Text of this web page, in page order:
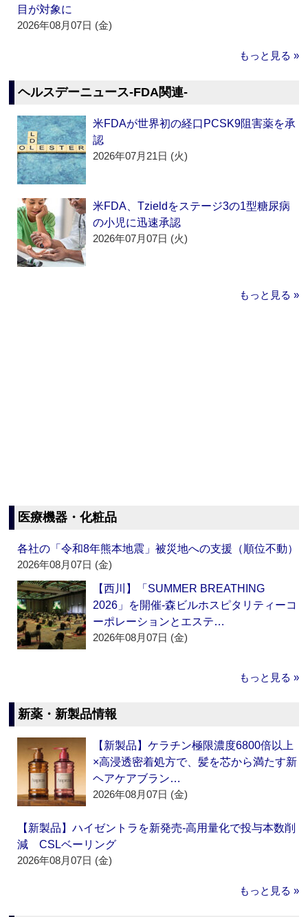
目が対象に
2026年08月07日 (金)
もっと見る »
ヘルスデーニュース‐FDA関連‐
米FDAが世界初の経口PCSK9阻害薬を承
認
2026年07月21日 (火)
米FDA、Tzieldをステージ3の1型糖尿病
の小児に迅速承認
2026年07月07日 (火)
もっと見る »
医療機器・化粧品
各社の「令和8年熊本地震」被災地への支援（順位不動）
2026年08月07日 (金)
【西川】「SUMMER BREATHING
2026」を開催‐森ビルホスピタリティーコ
ーポレーションとエステ…
2026年08月07日 (金)
もっと見る »
新薬・新製品情報
【新製品】ケラチン極限濃度6800倍以上
×高浸透密着処方で、髪を芯から満たす新
ヘアケアブラン…
2026年08月07日 (金)
【新製品】ハイゼントラを新発売‐高用量化で投与本数削
減 CSLベーリング
2026年08月07日 (金)
もっと見る »